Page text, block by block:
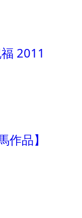
2011
品】